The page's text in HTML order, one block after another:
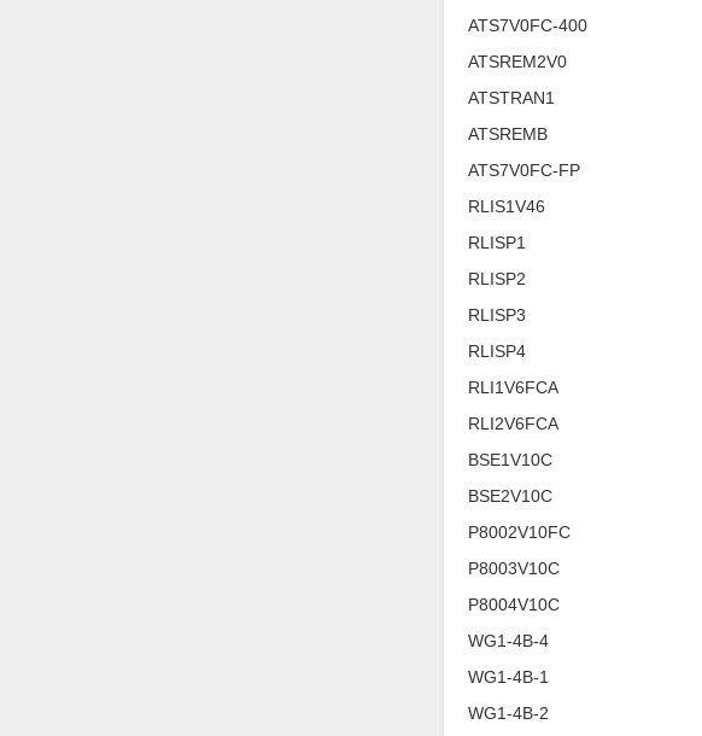
ATS7V0FC-400
ATSREM2V0
ATSTRAN1
ATSREMB
ATS7V0FC-FP
RLIS1V46
RLISP1
RLISP2
RLISP3
RLISP4
RLI1V6FCA
RLI2V6FCA
BSE1V10C
BSE2V10C
P8002V10FC
P8003V10C
P8004V10C
WG1-4B-4
WG1-4B-1
WG1-4B-2